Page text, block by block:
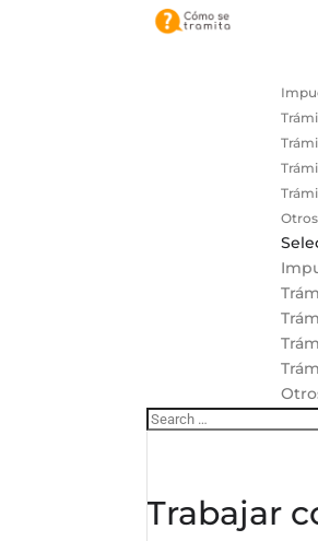
Trabajar